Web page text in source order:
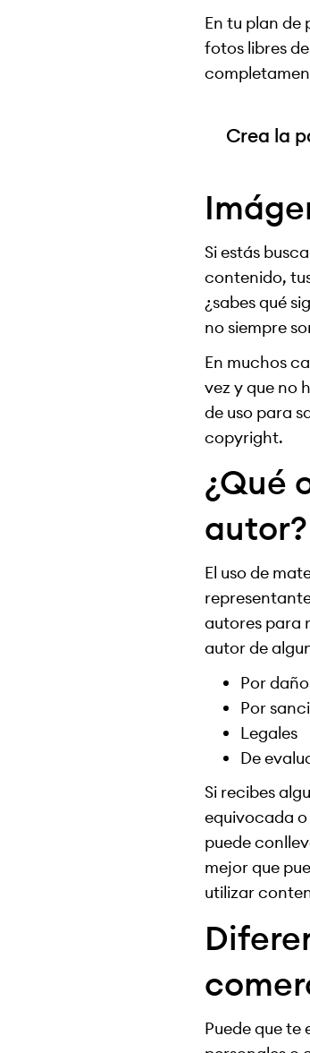
En tu plan de
fotos libres
Crea la
Si estás
contenido,
¿sabes qué
no siempre
En muchos
vez y que no
de uso para
copyright.
¿Qué
autor?
El uso de
autores para
autor de
Por
Por
Legales
De
Si recibes
equivocada
puede
mejor que
utilizar
Puede que te